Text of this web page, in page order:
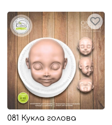
081 Кукла голова